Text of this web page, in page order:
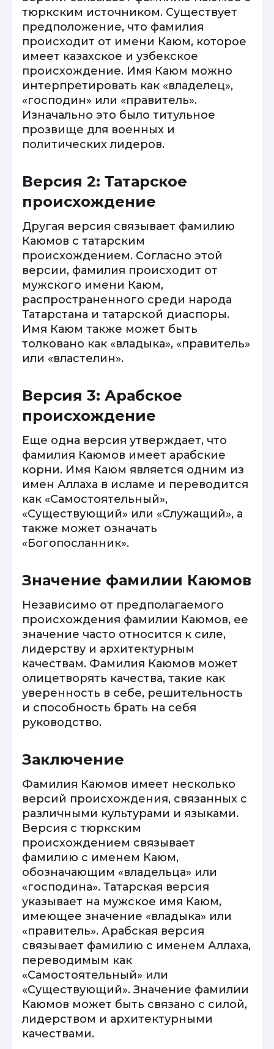
тюркским источником. Существует
предположение, что фамилия
происходит от имени Каюм, которое
имеет казахское и узбекское
происхождение. Имя Каюм можно
интерпретировать как «владелец»,
«господин» или «правитель».
Изначально это было титульное
прозвище для военных и
политических лидеров.
Версия 2: Татарское
происхождение
Другая версия связывает фамилию
Каюмов с татарским
происхождением. Согласно этой
версии, фамилия происходит от
мужского имени Каюм,
распространенного среди народа
Татарстана и татарской диаспоры.
Имя Каюм также может быть
толковано как «владыка», «правитель»
или «властелин».
Версия 3: Арабское
происхождение
Еще одна версия утверждает, что
фамилия Каюмов имеет арабские
корни. Имя Каюм является одним из
имен Аллаха в исламе и переводится
как «Самостоятельный»,
«Существующий» или «Служащий», а
также может означать
«Богопосланник».
Значение фамилии Каюмов
Независимо от предполагаемого
происхождения фамилии Каюмов, ее
значение часто относится к силе,
лидерству и архитектурным
качествам. Фамилия Каюмов может
олицетворять качества, такие как
уверенность в себе, решительность
и способность брать на себя
руководство.
Заключение
Фамилия Каюмов имеет несколько
версий происхождения, связанных с
различными культурами и языками.
Версия с тюркским
происхождением связывает
фамилию с именем Каюм,
обозначающим «владельца» или
«господина». Татарская версия
указывает на мужское имя Каюм,
имеющее значение «владыка» или
«правитель». Арабская версия
связывает фамилию с именем Аллаха,
переводимым как
«Самостоятельный» или
«Существующий». Значение фамилии
Каюмов может быть связано с силой,
лидерством и архитектурными
качествами.